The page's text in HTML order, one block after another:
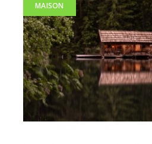
MAISON